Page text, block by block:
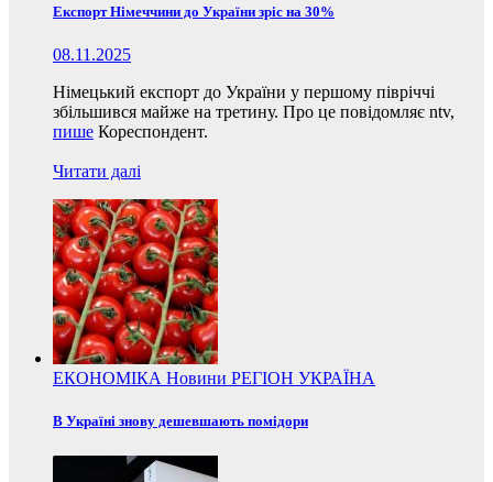
Експорт Німеччини до України зріс на 30%
08.11.2025
Німецький експорт до України у першому півріччі
збільшився майже на третину. Про це повідомляє ntv,
пише Кореспондент.
Читати далі
ЕКОНОМІКА Новини РЕГІОН УКРАЇНА
В Україні знову дешевшають помідори